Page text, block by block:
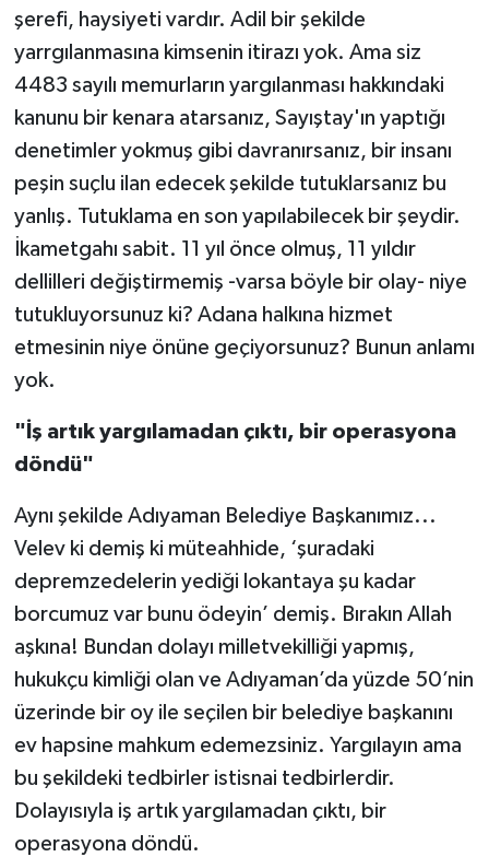
şerefi, haysiyeti vardır. Adil bir şekilde
yarrgılanmasına kimsenin itirazı yok. Ama siz
4483 sayılı memurların yargılanması hakkındaki
kanunu bir kenara atarsanız, Sayıştay'ın yaptığı
denetimler yokmuş gibi davranırsanız, bir insanı
peşin suçlu ilan edecek şekilde tutuklarsanız bu
yanlış. Tutuklama en son yapılabilecek bir şeydir.
İkametgahı sabit. 11 yıl önce olmuş, 11 yıldır
dellilleri değiştirmemiş -varsa böyle bir olay- niye
tutukluyorsunuz ki? Adana halkına hizmet
etmesinin niye önüne geçiyorsunuz? Bunun anlamı
yok.
"İş artık yargılamadan çıktı, bir operasyona
döndü"
Aynı şekilde Adıyaman Belediye Başkanımız...
Velev ki demiş ki müteahhide, ‘şuradaki
depremzedelerin yediği lokantaya şu kadar
borcumuz var bunu ödeyin’ demiş. Bırakın Allah
aşkına! Bundan dolayı milletvekilliği yapmış,
hukukçu kimliği olan ve Adıyaman’da yüzde 50’nin
üzerinde bir oy ile seçilen bir belediye başkanını
ev hapsine mahkum edemezsiniz. Yargılayın ama
bu şekildeki tedbirler istisnai tedbirlerdir.
Dolayısıyla iş artık yargılamadan çıktı, bir
operasyona döndü.